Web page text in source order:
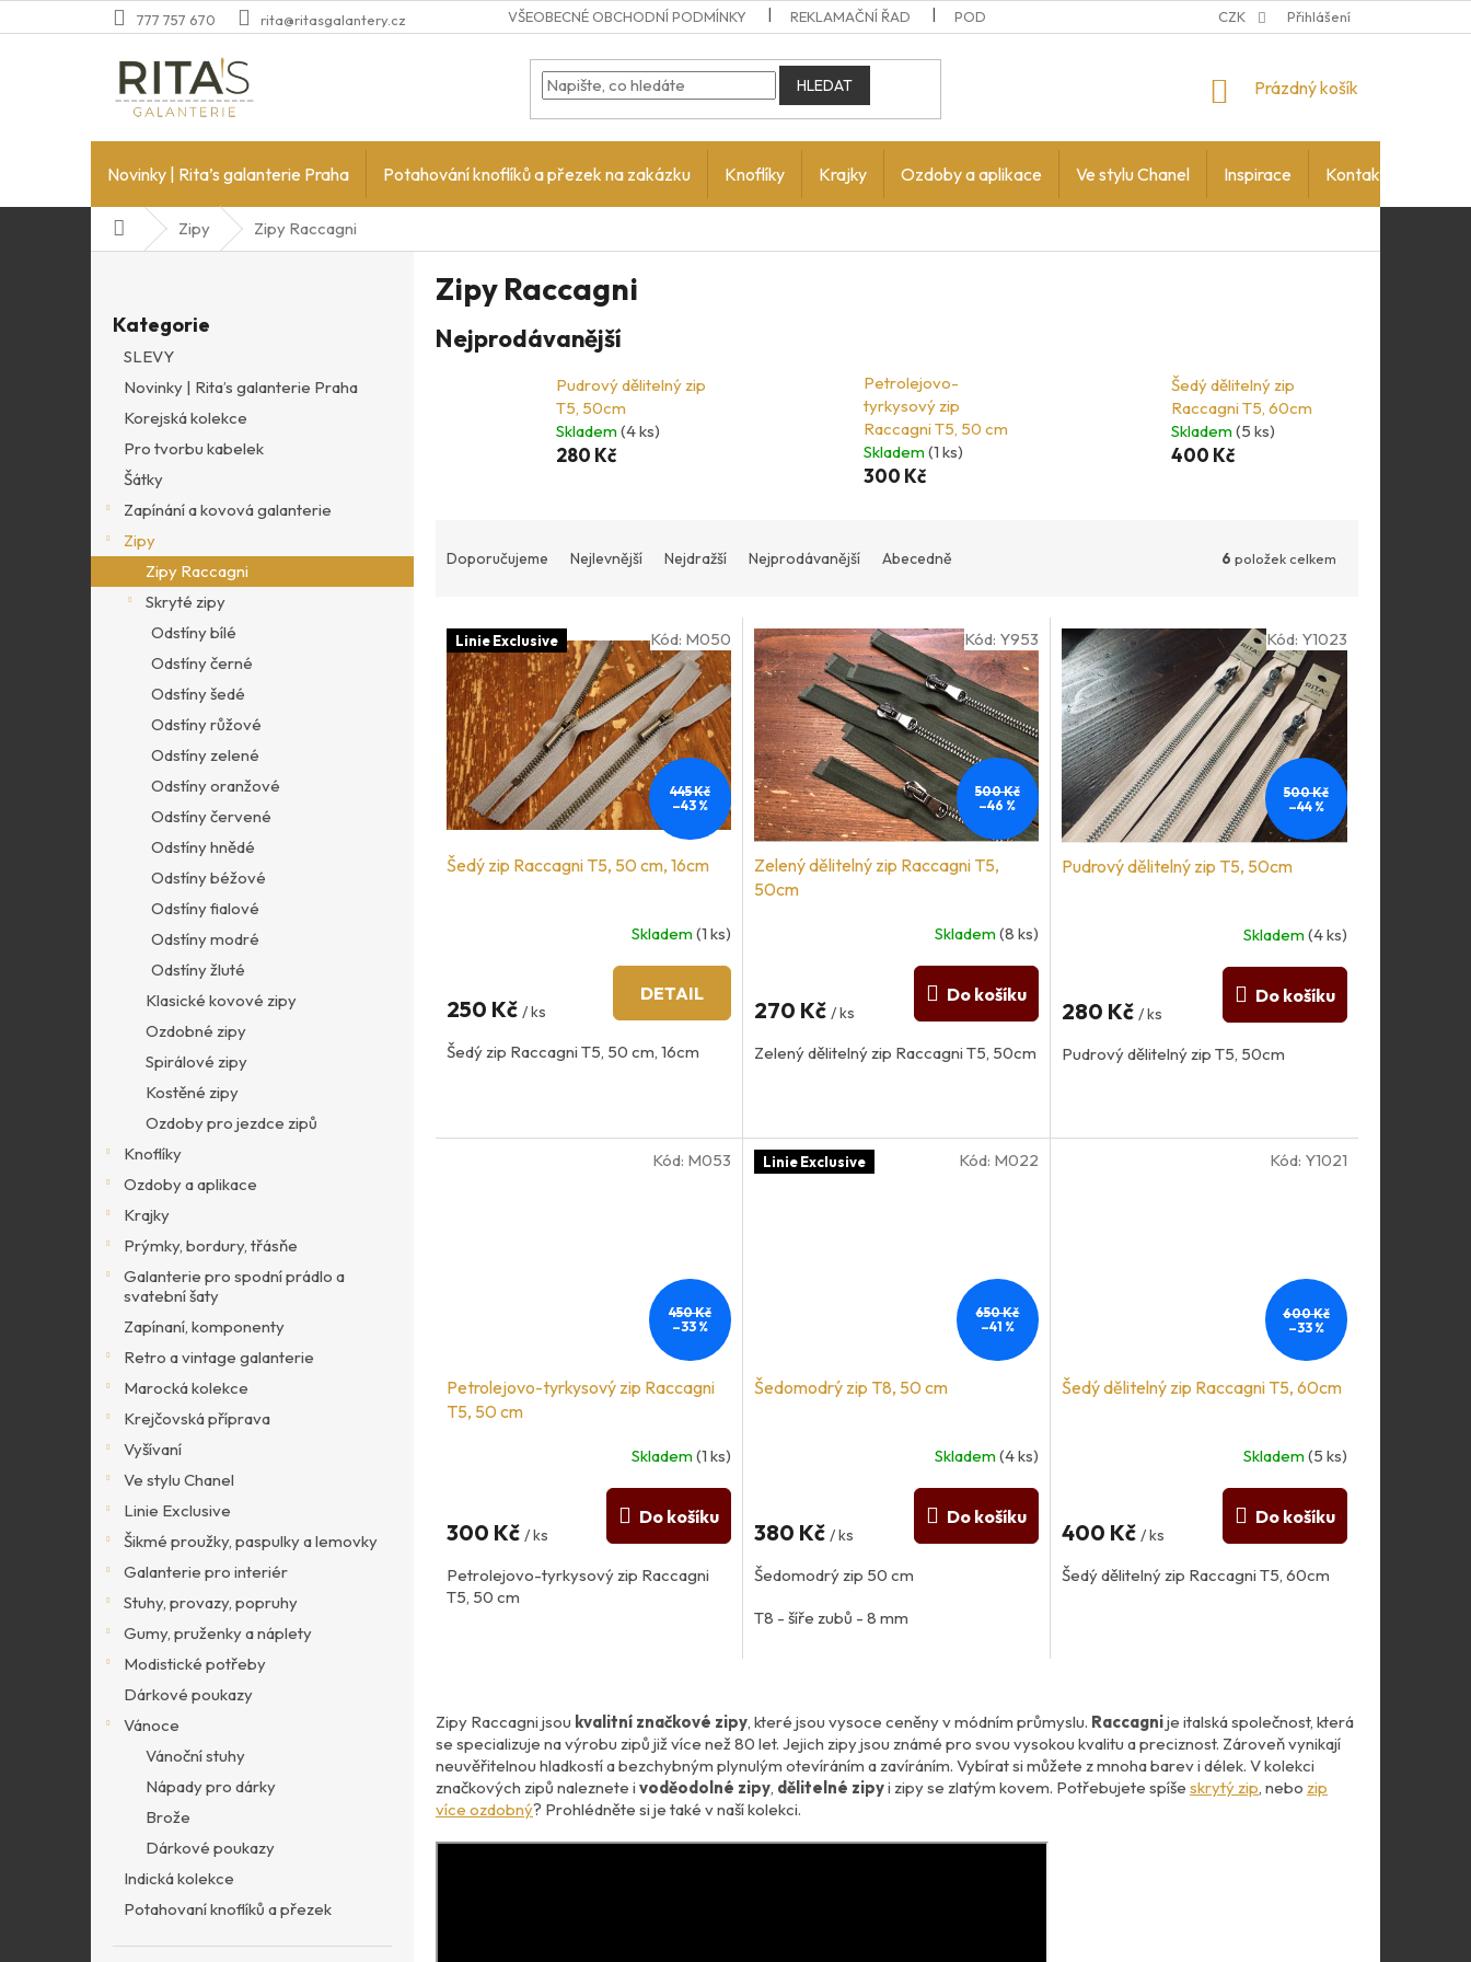
na
777 757 670 rita@ritasgalantery.cz VŠEOBECNÉ OBCHODNÍ PODMÍNKY REKLAMAČNÍ ŘAD PODMÍNKY OCHRANY OSOBNÍCH ÚDAJŮCZK Přihlášení
HLEDAT
NÁKUPNÍ
Prázdný košík
Novinky | Rita’s galanterie Praha Potahování knoflíků a přezek na zakázku Knoflíky Krajky Ozdoby a aplikace Ve stylu Chanel Inspirace Kontakty
Domů Zipy Zipy Raccagni
n
e
kategorie
Kategorie
SLEVY
Novinky | Rita’s galanterie Praha
Korejská kolekce
Pro tvorbu kabelek
Šátky
Zapínání a kovová galanterie
Zipy
Zipy Raccagni
Skryté zipy
Odstíny bílé
Odstíny černé
Odstíny šedé
Odstíny růžové
Odstíny zelené
Odstíny oranžové
Odstíny červené
Odstíny hnědé
Odstíny béžové
Odstíny fialové
Odstíny modré
Odstíny žluté
Klasické kovové zipy
Ozdobné zipy
Spirálové zipy
Kostěné zipy
Ozdoby pro jezdce zipů
Knoflíky
Ozdoby a aplikace
Krajky
Prýmky, bordury, třásňe
Galanterie pro spodní prádlo a
svatební šaty
Zapínaní, komponenty
Retro a vintage galanterie
Marocká kolekce
Krejčovská příprava
Vyšívaní
Ve stylu Chanel
Linie Exclusive
Šikmé proužky, paspulky a lemovky
Galanterie pro interiér
Stuhy, provazy, popruhy
Gumy, pruženky a náplety
Modistické potřeby
Dárkové poukazy
Vánoce
Vánoční stuhy
Nápady pro dárky
Brože
Dárkové poukazy
Indická kolekce
Potahovaní knoflíků a přezek
Zipy Raccagni
Nejprodávanější
Pudrový dělitelný zip
T5, 50cm
Skladem(4 ks)
280 Kč
Petrolejovo-
tyrkysový zip
Raccagni T5, 50 cm
Skladem(1 ks)
300 Kč
Šedý dělitelný zip
Raccagni T5, 60cm
Skladem(5 ks)
400 Kč
a
n
p
o
d
u
k
ů
Doporučujeme Nejlevnější Nejdražší Nejprodávanější Abecedně 6 položek celkem
V
ý
p
p
o
d
u
Linie Exclusive
445 Kč
–43 %
Šedý zip Raccagni T5, 50 cm, 16cm
Skladem(1 ks)
250 Kč / ks
DETAIL
Šedý zip Raccagni T5, 50 cm, 16cm
Kód: M050
500 Kč
–46 %
Zelený dělitelný zip Raccagni T5,
50cm
Skladem(8 ks)
270 Kč / ks
Do košíku
Zelený dělitelný zip Raccagni T5, 50cm
Kód: Y953
500 Kč
–44 %
Pudrový dělitelný zip T5, 50cm
Skladem(4 ks)
280 Kč / ks
Do košíku
Pudrový dělitelný zip T5, 50cm
Kód: Y1023
450 Kč
–33 %
Petrolejovo-tyrkysový zip Raccagni
T5, 50 cm
Skladem(1 ks)
300 Kč / ks
Do košíku
Petrolejovo-tyrkysový zip Raccagni
T5, 50 cm
Kód: M053 Linie Exclusive
650 Kč
–41 %
Šedomodrý zip T8, 50 cm
Skladem(4 ks)
380 Kč / ks
Do košíku
Šedomodrý zip 50 cm
T8 - šíře zubů - 8 mm
Kód: M022
600 Kč
–33 %
Šedý dělitelný zip Raccagni T5, 60cm
Skladem(5 ks)
400 Kč / ks
Do košíku
Šedý dělitelný zip Raccagni T5, 60cm
Kód: Y1021
l
á
d
a
Zipy Raccagni jsou kvalitní značkové zipy, které jsou vysoce ceněny v módním průmyslu. Raccagnije italská společnost, která
se specializuje na výrobu zipů již více než 80 let. Jejich zipy jsou známé pro svou vysokou kvalitu a preciznost. Zároveň vynikají
neuvěřitelnou hladkostí a bezchybným plynulým otevíráním a zavíráním. Vybírat si můžete z mnoha barev i délek. V kolekci
značkových zipů naleznete i voděodolné zipy, dělitelné zipyi zipy se zlatým kovem. Potřebujete spíše skrytý zip, nebo zip
více ozdobný? Prohlédněte si je také v naší kolekci.